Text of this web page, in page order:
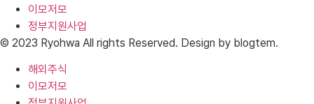
이모저모
정부지원사업
© 2023 Ryohwa All rights Reserved. Design by blogtem.
해외주식
이모저모